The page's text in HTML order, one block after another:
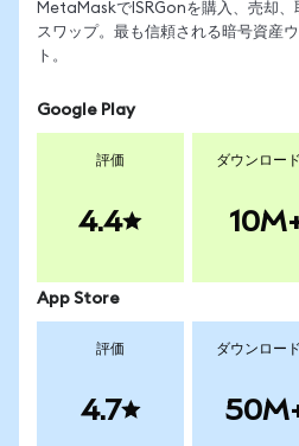
MetaMaskでISRGonを購入、売却、
スワップ。最も信頼される暗号資産
ト。
Google Play
評価
4.4
ダウンロー
App Store
評価
4.7
ダウンロー